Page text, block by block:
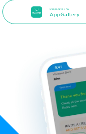
Disponível na
AppGallery